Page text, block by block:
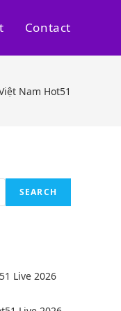
Contact
Nam Hot51
SEARCH
Live 2026